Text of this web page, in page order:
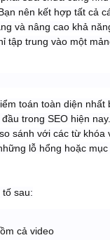
nên kết hợp tất cả
và nâng cao khả
tập trung vào một
toán toàn diện nhất
trong SEO hiện
sánh với các từ khóa
lỗ hổng hoặc mục
sau:
cả video